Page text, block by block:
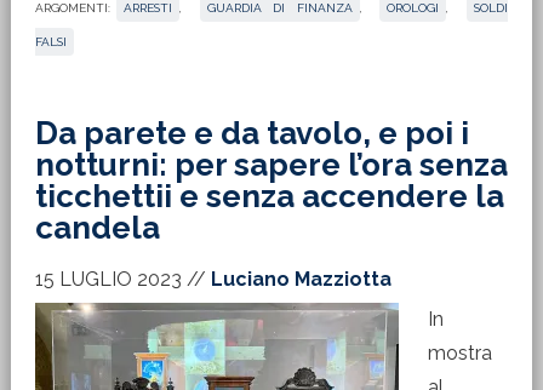
ARGOMENTI: ARRESTI GUARDIA DI FINANZA OROLOGI SOLDI
FALSI
Da parete e da tavolo, e poi i
notturni: per sapere l’ora senza
ticchettii e senza accendere la
candela
15 LUGLIO 2023 // Luciano Mazziotta
In
mostra